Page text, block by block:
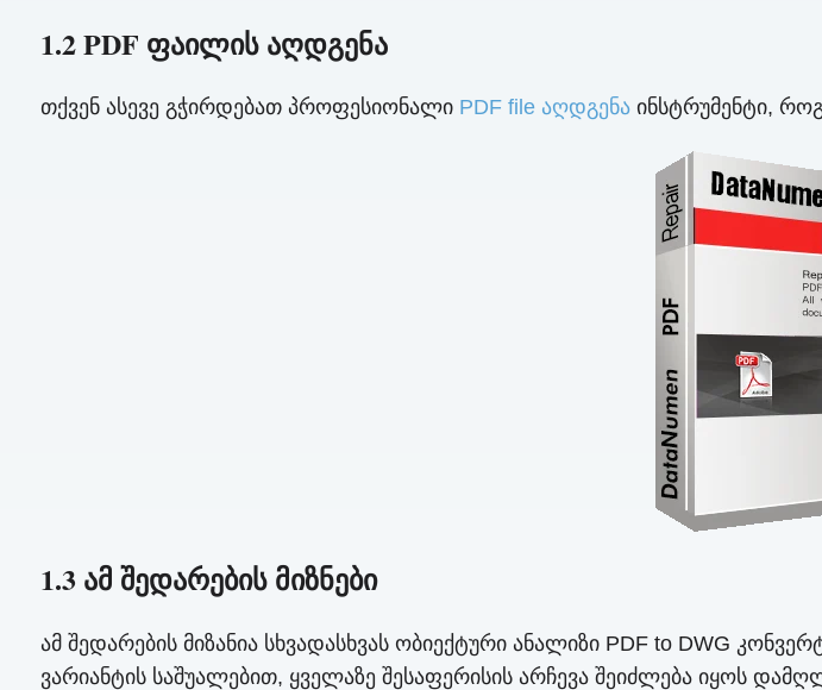
1.2 PDF ფაილის აღდგენა
თქვენ ასევე გჭირდებათ პროფესიონალი PDF file აღდგენაინსტრუმენტი,
1.3 ამ შედარების მიზნები
ამ შედარების მიზანია სხვადასხვას ობიექტური ანალიზი PDF to DWG
ვარიანტის საშუალებით, ყველაზე შესაფერისის არჩევა შეიძლება იყოს